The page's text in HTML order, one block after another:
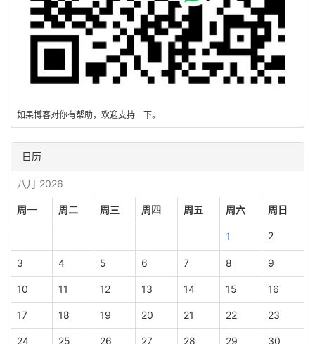
如果博客对你有帮助，欢迎支持一下。
日历
八月 2026
周一 周二 周三 周四 周五 周六 周日
1 2
3 4 5 6 7 8 9
10 11 12 13 14 15 16
17 18 19 20 21 22 23
24 25 26 27 28 29 30